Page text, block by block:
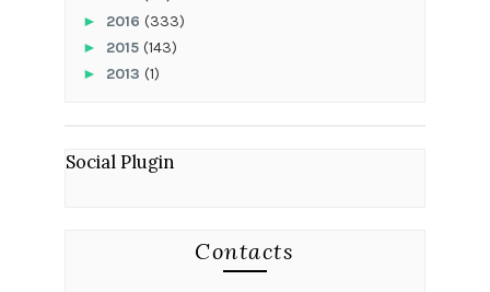
► 2016 (333)
► 2015 (143)
► 2013 (1)
Social Plugin
Contacts